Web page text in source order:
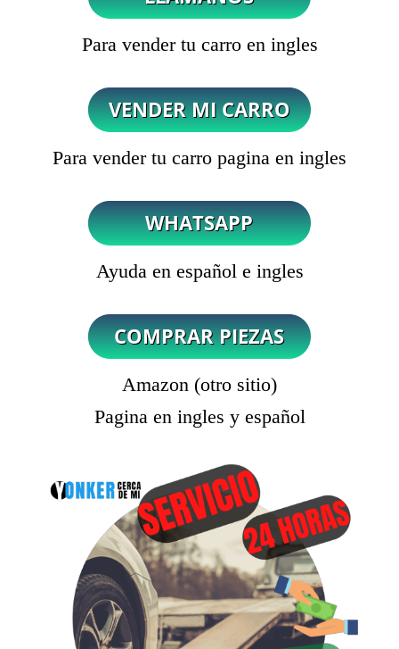
Para vender tu carro en ingles
Para vender tu carro pagina en ingles
Ayuda en español e ingles
Amazon (otro sitio)
Pagina en ingles y español